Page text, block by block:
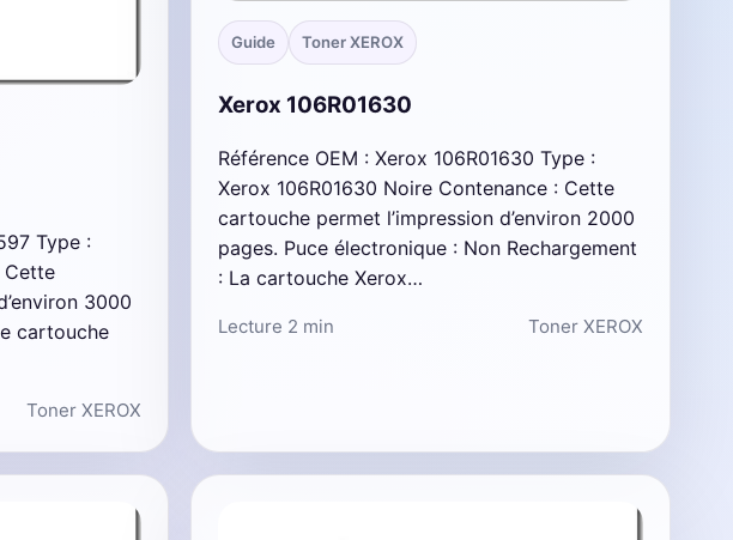
Type :
Cette
3000
cartouche
Toner XEROX
Guide Toner XEROX
Xerox 106R01630
Référence OEM : Xerox 106R01630 Type :
Xerox 106R01630 Noire Contenance : Cette
cartouche permet l’impression d’environ 2000
pages. Puce électronique : Non Rechargement
: La cartouche Xerox…
Lecture 2 min Toner XEROX